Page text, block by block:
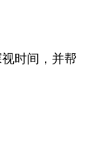
时间，并帮